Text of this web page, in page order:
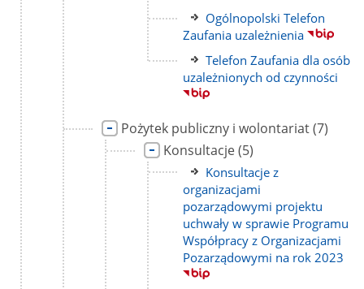
Link
do
Ogólnopolski Telefon
Zaufania uzależnienia
Link
do
strony
Telefon Zaufania dla osób
uzależnionych od czynności
Link
do
strony
Pożytek publiczny i wolontariatliczba
(7)
Link
do
strony
Konsultacjeliczba
podstron
(5)
Link
do
strony
Konsultacje z
organizacjami
pozarządowymi projektu
uchwały w sprawie Programu
Współpracy z Organizacjami
Pozarządowymi na rok 2023